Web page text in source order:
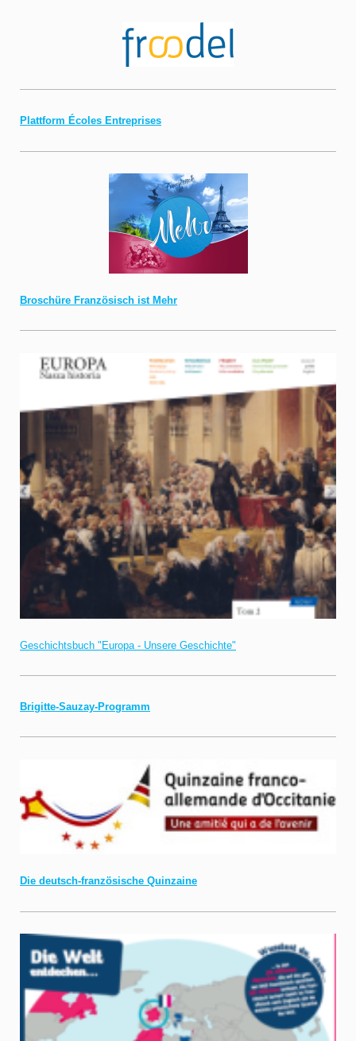
Plattform Écoles Entreprises
Broschüre Französisch ist Mehr
Geschichtsbuch "Europa - Unsere Geschichte"
Brigitte-Sauzay-Programm
Die deutsch-französische Quinzaine